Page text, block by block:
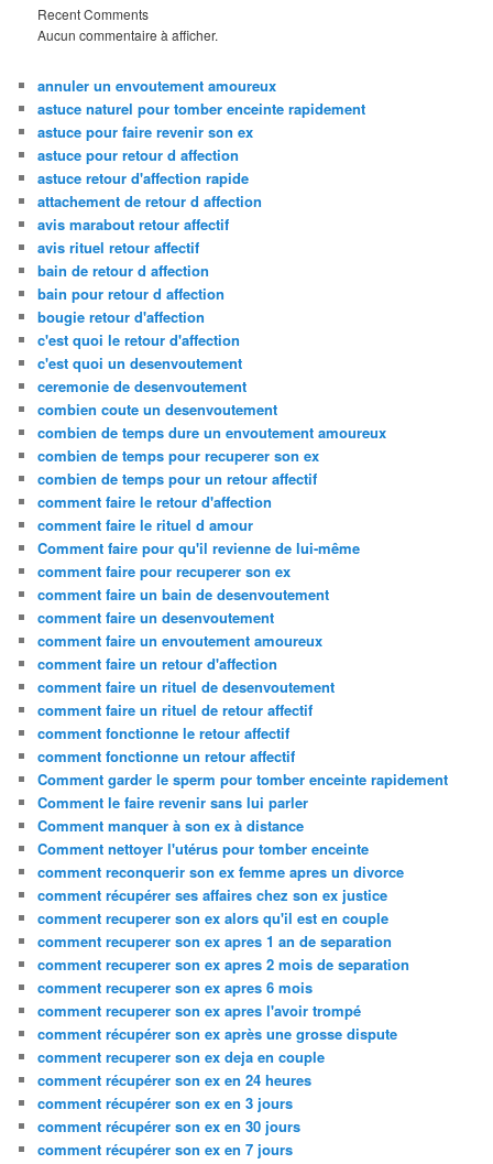
Recent Comments
Aucun commentaire à afficher.
annuler un envoutement amoureux
astuce naturel pour tomber enceinte rapidement
astuce pour faire revenir son ex
astuce pour retour d affection
astuce retour d'affection rapide
attachement de retour d affection
avis marabout retour affectif
avis rituel retour affectif
bain de retour d affection
bain pour retour d affection
bougie retour d'affection
c'est quoi le retour d'affection
c'est quoi un desenvoutement
ceremonie de desenvoutement
combien coute un desenvoutement
combien de temps dure un envoutement amoureux
combien de temps pour recuperer son ex
combien de temps pour un retour affectif
comment faire le retour d'affection
comment faire le rituel d amour
Comment faire pour qu'il revienne de lui-même
comment faire pour recuperer son ex
comment faire un bain de desenvoutement
comment faire un desenvoutement
comment faire un envoutement amoureux
comment faire un retour d'affection
comment faire un rituel de desenvoutement
comment faire un rituel de retour affectif
comment fonctionne le retour affectif
comment fonctionne un retour affectif
Comment garder le sperm pour tomber enceinte rapidement
Comment le faire revenir sans lui parler
Comment manquer à son ex à distance
Comment nettoyer l'utérus pour tomber enceinte
comment reconquerir son ex femme apres un divorce
comment récupérer ses affaires chez son ex justice
comment recuperer son ex alors qu'il est en couple
comment recuperer son ex apres 1 an de separation
comment recuperer son ex apres 2 mois de separation
comment recuperer son ex apres 6 mois
comment recuperer son ex apres l'avoir trompé
comment récupérer son ex après une grosse dispute
comment recuperer son ex deja en couple
comment récupérer son ex en 24 heures
comment récupérer son ex en 3 jours
comment récupérer son ex en 30 jours
comment récupérer son ex en 7 jours